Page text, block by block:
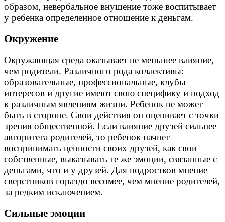
образом, невербальное внушение тоже воспитывает
у ребенка определенное отношение к деньгам.
Окружение
Окружающая среда оказывает не меньшее влияние,
чем родители. Различного рода коллективы:
образовательные, профессиональные, клубы
интересов и другие имеют свою специфику и подход
к различным явлениям жизни. Ребенок не может
быть в стороне. Свои действия он оценивает с точки
зрения общественной. Если влияние друзей сильнее
авторитета родителей, то ребенок начнет
воспринимать ценности своих друзей, как свои
собственные, выказывать те же эмоции, связанные с
деньгами, что и у друзей. Для подростков мнение
сверстников гораздо весомее, чем мнение родителей,
за редким исключением.
Сильные эмоции